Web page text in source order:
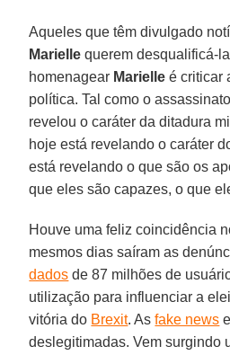
Aqueles que têm divulgado
Marielle querem desqualificá-
homenagear Marielle é criticar
política. Tal como o
revelou o caráter da ditadura
hoje está revelando o caráter
está revelando o que são os
que eles são capazes, o que
Houve uma feliz coincidência
mesmos dias saíram as
dados de 87 milhões de
utilização para influenciar a
vitória do Brexit. Asfake news
deslegitimadas. Vem surgindo